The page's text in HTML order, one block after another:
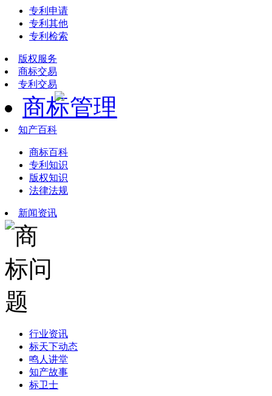
专利申请
专利其他
专利检索
版权服务
商标交易
专利交易
商标管理
知产百科
商标百科
专利知识
版权知识
法律法规
新闻资讯
行业资讯
标天下动态
鸣人讲堂
知产故事
标卫士